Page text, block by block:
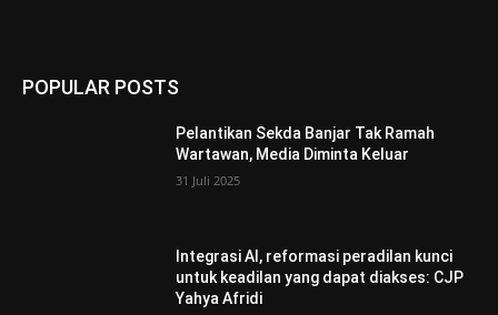
POPULAR POSTS
Pelantikan Sekda Banjar Tak Ramah
Wartawan, Media Diminta Keluar
31 Juli 2025
Integrasi AI, reformasi peradilan kunci
untuk keadilan yang dapat diakses: CJP
Yahya Afridi